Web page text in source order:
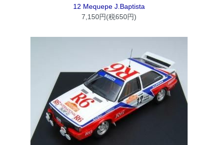
12 Mequepe J.Baptista
7,150円(税650円)